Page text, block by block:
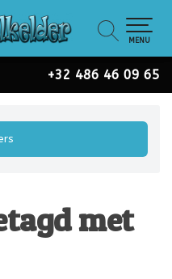
+32 486 46 09 65
MENU
met